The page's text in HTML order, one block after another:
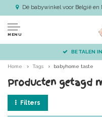
Dé babywinkel voor België en
MENU
BETALEN
Home Tags babyhome taste
Producten getagd
Filters